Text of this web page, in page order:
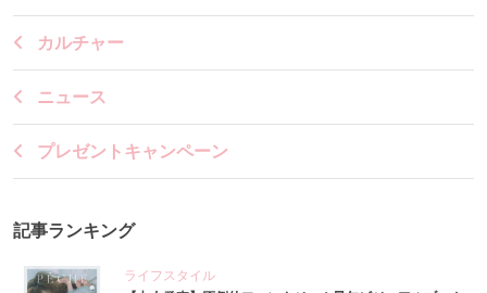
カルチャー
ニュース
プレゼントキャンペーン
記事ランキング
ライフスタイル